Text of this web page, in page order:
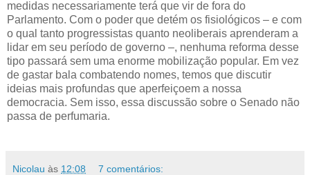
medidas necessariamente terá que vir de fora do
Parlamento. Com o poder que detém os fisiológicos – e com
o qual tanto progressistas quanto neoliberais aprenderam a
lidar em seu período de governo –, nenhuma reforma desse
tipo passará sem uma enorme mobilização popular. Em vez
de gastar bala combatendo nomes, temos que discutir
ideias mais profundas que aperfeiçoem a nossa
democracia. Sem isso, essa discussão sobre o Senado não
passa de perfumaria.
Nicolau às 12:08 7 comentários: